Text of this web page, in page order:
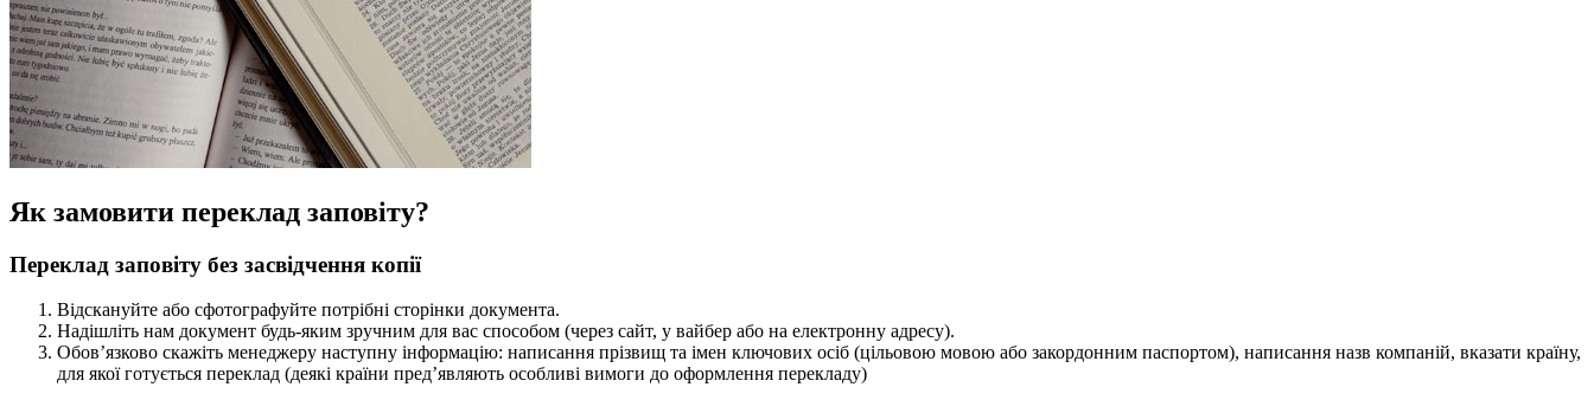
Як замовити переклад заповіту?
Переклад заповіту без засвідчення копії
Відскануйте або сфотографуйте потрібні сторінки документа.
Надішліть нам документ будь-яким зручним для вас способом (через сайт, у вайбер або на електронну адресу).
Обов’язково скажіть менеджеру наступну інформацію: написання прізвищ та імен ключових осіб (цільовою мовою або закордонним паспортом), написання назв компаній, вказати країну,
для якої готується переклад (деякі країни пред’являють особливі вимоги до оформлення перекладу)